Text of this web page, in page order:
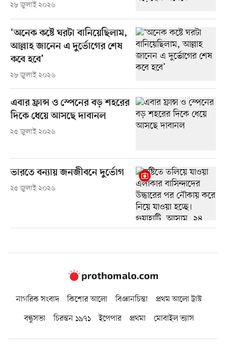
২৮ জুলাই ২০২৬
‘অনেক কষ্টে ঘরটা বানিয়েছিলাম,
আল্লাহ জানেন এ দুর্ভোগের শেষ
কবে হবে’
২৮ জুলাই ২০২৬
এবার ফ্রান্স ও স্পেনের বড় শহরের
দিকে ধেয়ে আসছে দাবানল
২৫ জুলাই ২০২৬
ভারতে বন্যায় জনজীবনে দুর্ভোগ
২৫ জুলাই ২০২৬
নাগরিক সংবাদ কিশোর আলো বিজ্ঞানচিন্তা
প্রথম আলো ট্রাস্ট
বন্ধুসভা
চিরন্তন ১৯৭১ ইপেপার প্রথমা মোবাইল ভ্যাস